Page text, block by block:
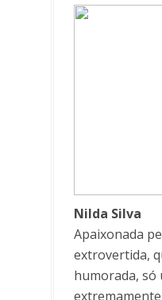
Nilda Silva
Apaixonada
extrovertida,
humorada, só
extremamente